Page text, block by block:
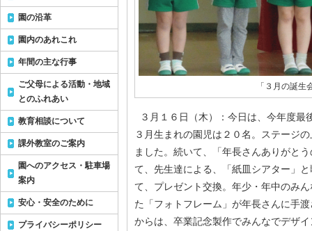
「３月の誕生
３月１６日（木）：今日は、今年度最
３月生まれの園児は２０名。ステージ
ました。続いて、「年長さんありがと
て、先生達による、「紙皿シアター」
て、プレゼント交換。年少・年中のみ
た「フォトフレーム」が年長さんに手
からは、卒業記念製作でみんなでデザ
園の沿革
園内のあれこれ
年間の主な行事
ご父母による活動・地域
とのふれあい
教育相談について
課外教室のご案内
園へのアクセス・駐車場
案内
安心・安全のために
プライバシーポリシー